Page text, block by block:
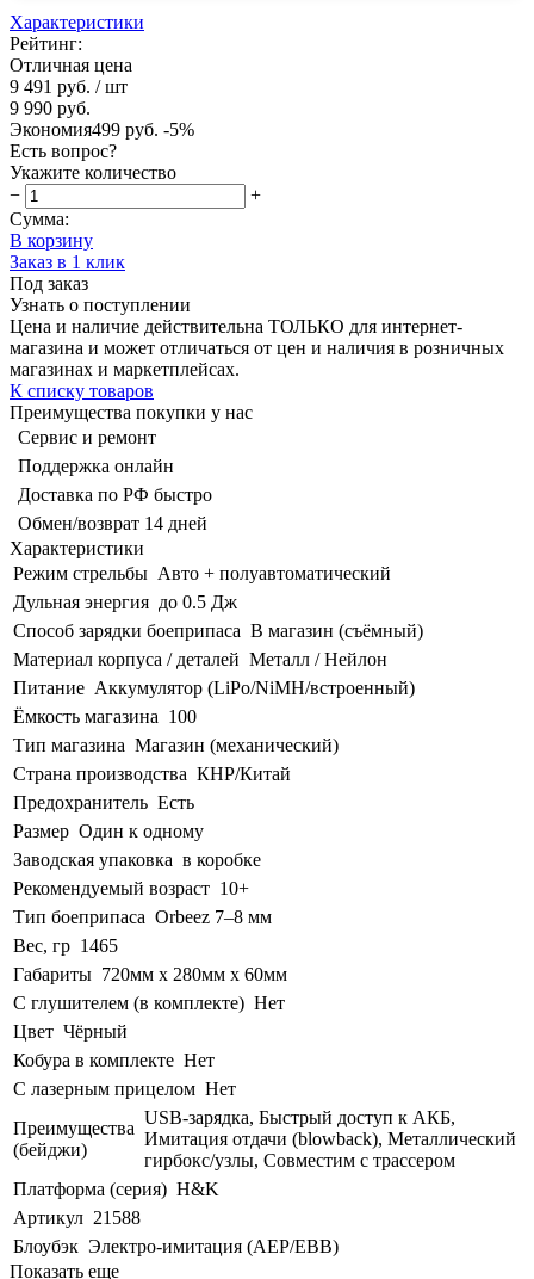
Характеристики
Рейтинг:
Отличная цена
9 491 руб. / шт
9 990 руб.
Экономия499 руб. -5%
Есть вопрос?
Укажите количество
−
+
Сумма:
В корзину
Заказ в 1 клик
Под заказ
Узнать о поступлении
Цена и наличие действительна ТОЛЬКО для интернет-
магазина и может отличаться от цен и наличия в розничных
магазинах и маркетплейсах.
К списку товаров
Преимущества покупки у нас
Сервис и ремонт
Поддержка онлайн
Доставка по РФ быстро
Обмен/возврат 14 дней
Характеристики
Режим стрельбы Авто + полуавтоматический
Дульная энергия до 0.5 Дж
Способ зарядки боеприпаса В магазин (съёмный)
Материал корпуса / деталей Металл / Нейлон
Питание Аккумулятор (LiPo/NiMH/встроенный)
Ёмкость магазина 100
Тип магазина Магазин (механический)
Страна производства КНР/Китай
Предохранитель Есть
Размер Один к одному
Заводская упаковка в коробке
Рекомендуемый возраст 10+
Тип боеприпаса Orbeez 7–8 мм
Вес, гр 1465
Габариты 720мм х 280мм х 60мм
С глушителем (в комплекте) Нет
Цвет Чёрный
Кобура в комплекте Нет
С лазерным прицелом Нет
Преимущества
(бейджи)
USB-зарядка, Быстрый доступ к АКБ,
Имитация отдачи (blowback), Металлический
гирбокс/узлы, Совместим с трассером
Платформа (серия) H&K
Артикул 21588
Блоубэк Электро-имитация (AEP/EBB)
Показать еще